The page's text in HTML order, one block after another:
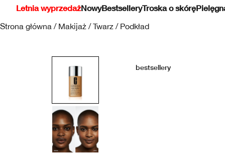
Letnia wyprzedażNowyBestselleryTroska o skórę
Strona główna / Makijaż / Twarz / Podkład
bestsellery